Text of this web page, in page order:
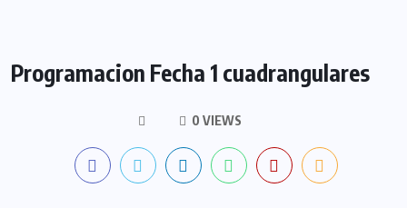
Programacion Fecha 1 cuadrangulares
0 VIEWS